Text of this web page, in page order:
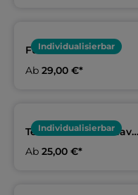
Individualisierbar
Funktionsshirt
Ab 29,00 €*
Individualisierbar
Teamshirt arena navy
| AWV 09
Ab 25,00 €*